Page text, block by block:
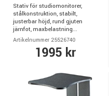
Stativ för studiomonitorer,
stålkonstruktion, stabilt,
justerbar höjd, rund gjuten
järnfot, maxbelastning...
Artikelnummer 25526740
1995 kr